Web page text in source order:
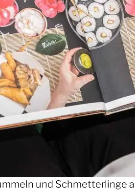
und Schmetterlinge